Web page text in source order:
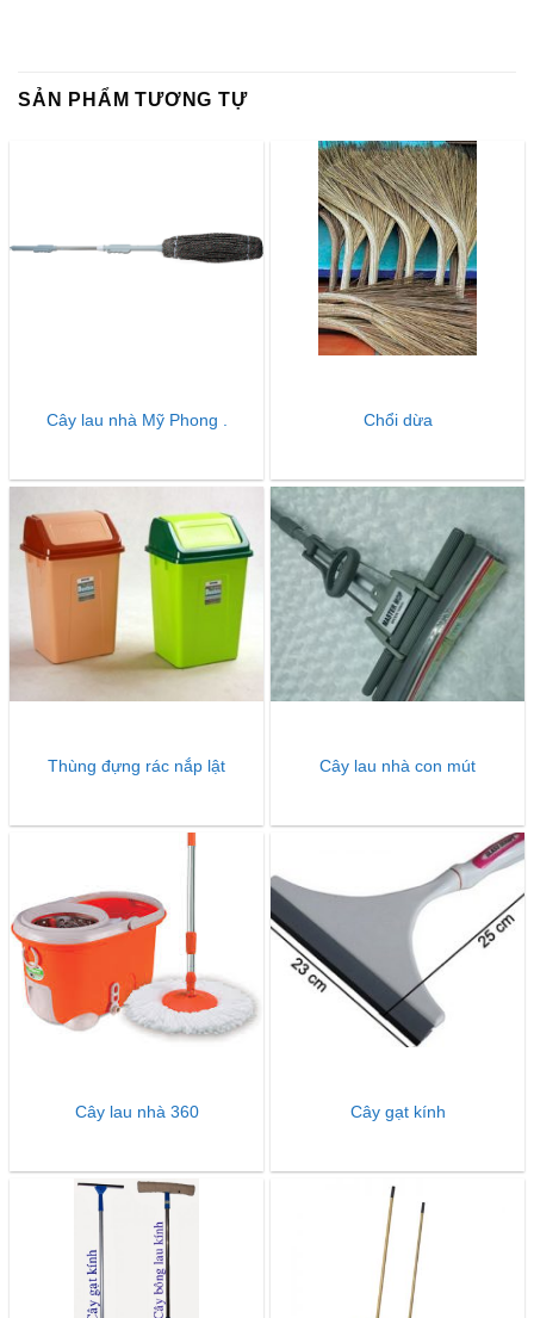
SẢN PHẨM TƯƠNG TỰ
Cây lau nhà Mỹ Phong . Chổi dừa
Thùng đựng rác nắp lật Cây lau nhà con mút
Cây lau nhà 360 Cây gạt kính